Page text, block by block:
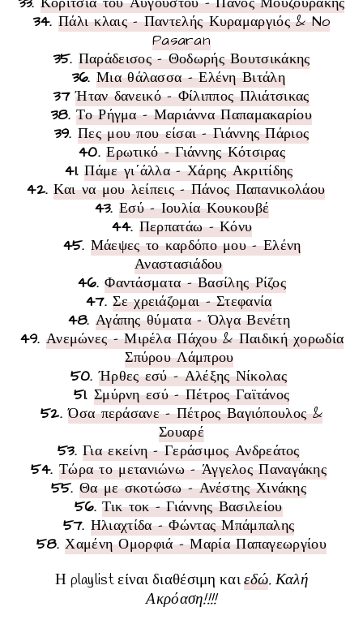
34. Πάλι κλαις - Παντελής Κυραμαργιός & No
Pasaran
35. Παράδεισος - Θοδωρής Βουτσικάκης
36. Μια θάλασσα - Ελένη Βιτάλη
37Ήταν δανεικό - Φίλιππος Πλιάτσικας
38. Το Ρήγμα - Μαριάννα Παπαμακαρίου
39. Πες μου που είσαι - Γιάννης Πάριος
40. Ερωτικό - Γιάννης Κότσιρας
41. Πάμε γι΄άλλα - Χάρης Ακριτίδης
42. Και να μου λείπεις - Πάνος Παπανικολάου
43. Εσύ - Ιουλία Κουκουβέ
44. Περπατάω - Κόνυ
45. Μάεψες το καρδόπο μου - Ελένη
Αναστασιάδου
46. Φαντάσματα - Βασίλης Ρίζος
47. Σε χρειάζομαι - Στεφανία
48. Αγάπης θύματα - Όλγα Βενέτη
49. Ανεμώνες - Μιρέλα Πάχου & Παιδική χορωδία
Σπύρου Λάμπρου
50. Ήρθες εσύ - Αλέξης Νίκολας
51. Σμύρνη εσύ - Πέτρος Γαϊτάνος
52. Όσα περάσανε - Πέτρος Βαγιόπουλος &
Σουαρέ
53. Για εκείνη - Γεράσιμος Ανδρεάτος
54. Τώρα το μετανιώνω - Άγγελος Παναγάκης
55. Θα με σκοτώσω - Ανέστης Χινάκης
56. Τικ τοκ - Γιάννης Βασιλείου
57. Ηλιαχτίδα - Φώντας Μπάμπαλης
58. Χαμένη Ομορφιά - Μαρία Παπαγεωργίου
Η playlist είναι διαθέσιμη καιεδώ. Καλή
Ακρόαση!!!!